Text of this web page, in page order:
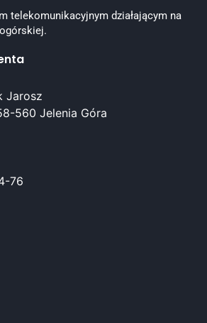
telekomunikacyjnym działającym na
Jarosz
560 Jelenia Góra
76